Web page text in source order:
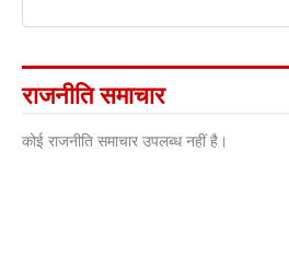
राजनीति समाचार
कोई राजनीति समाचार उपलब्ध नहीं है।